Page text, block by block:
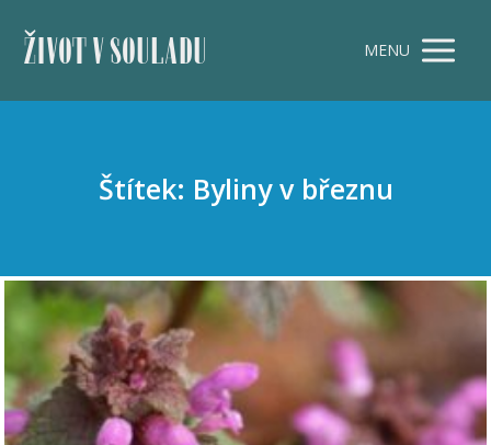
ŽIVOT V SOULADU MENU
Štítek: Byliny v březnu